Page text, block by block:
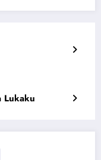
Lukaku